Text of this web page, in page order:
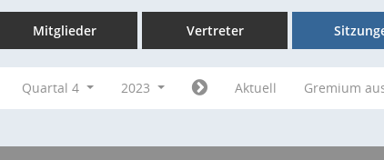
Mitglieder Vertreter
Quartal 4 2023 Aktuell Gremium